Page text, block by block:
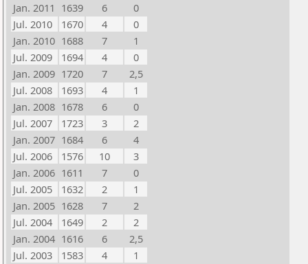
Jan. 2011 1639 6
0
Jul. 2010
1670 4
0
Jan. 2010 1688 7
1
Jul. 2009
1694 4
0
Jan. 2009 1720 7
2,5
Jul. 2008
1693 4
1
Jan. 2008 1678 6
0
Jul. 2007
1723 3
2
Jan. 2007 1684 6
4
Jul. 2006
1576 10
3
Jan. 2006 1611 7
0
Jul. 2005
1632 2
1
Jan. 2005 1628 7
2
Jul. 2004
1649 2
2
Jan. 2004 1616 6
2,5
Jul. 2003
1583 4
1